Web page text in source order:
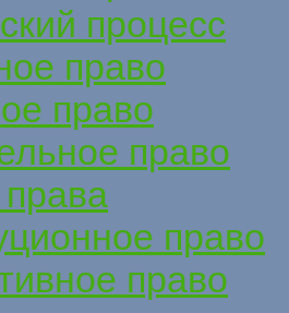
процесс
право
право
право
право
право